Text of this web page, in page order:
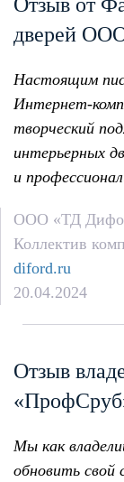
дверей
Настоящим
Интернет-
творческий
интерьерных
и
ООО «ТД
Коллектив
diford.ru
20.04.2024
Отзыв
Мы как
обновить